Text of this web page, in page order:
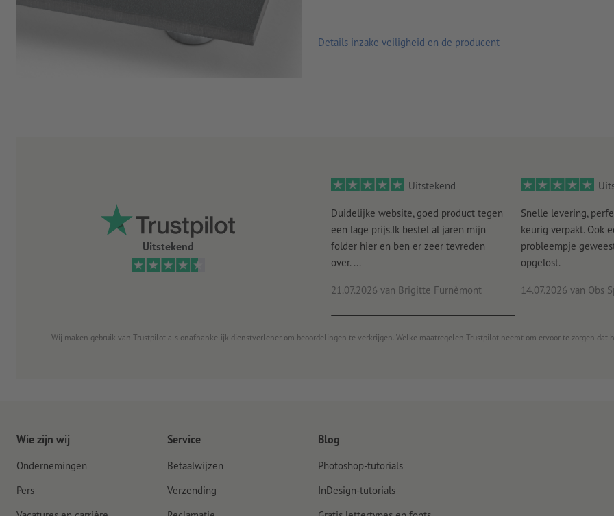
Details inzake veiligheid en de producent
Uitstekend
Uitstekend
Duidelijke website, goed product tegen
een lage prijs.Ik bestel al jaren mijn
folder hier en ben er zeer tevreden
over. ...
21.07.2026 van Brigitte Furnèmont
Snelle levering,
keurig verpakt. Ook
probleempje
opgelost.
14.07.2026 van Obs
Wij maken gebruik van Trustpilot als onafhankelijk dienstverlener om beoordelingen te verkrijgen. Welke maatregelen Trustpilot neemt om ervoor te zorgen dat
Wie zijn wij
Ondernemingen
Pers
Service
Betaalwijzen
Verzending
Blog
Photoshop-tutorials
InDesign-tutorials